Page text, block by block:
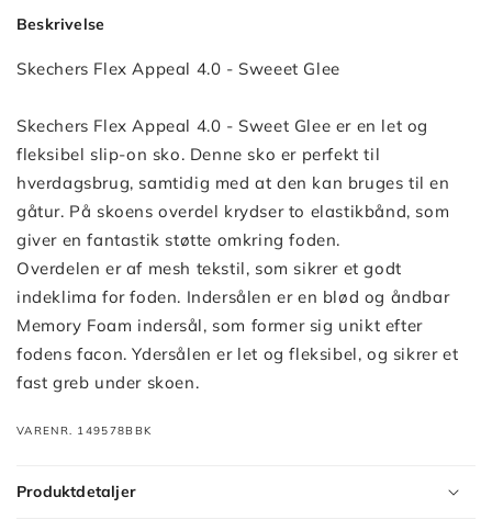
Beskrivelse
Skechers Flex Appeal 4.0 - Sweeet Glee
Skechers Flex Appeal 4.0 - Sweet Glee er en let og
fleksibel slip-on sko. Denne sko er perfekt til
hverdagsbrug, samtidig med at den kan bruges til en
gåtur. På skoens overdel krydser to elastikbånd, som
giver en fantastik støtte omkring foden.
Overdelen er af mesh tekstil, som sikrer et godt
indeklima for foden. Indersålen er en blød og åndbar
Memory Foam indersål, som former sig unikt efter
fodens facon. Ydersålen er let og fleksibel, og sikrer et
fast greb under skoen.
VARENR. 149578BBK
Produktdetaljer